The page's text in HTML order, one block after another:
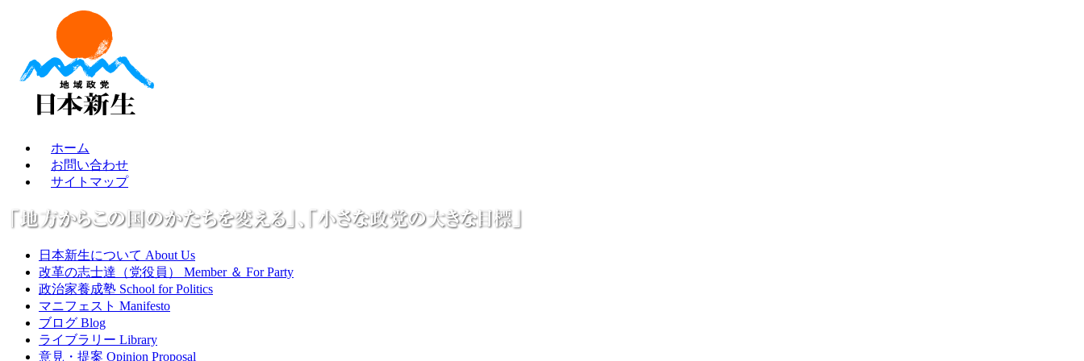
ホーム
お問い合わせ
サイトマップ
日本新生について About Us
改革の志士達（党役員） Member ＆ For Party
政治家養成塾 School for Politics
マニフェスト Manifesto
ブログ Blog
ライブラリー Library
意見・提案 Opinion Proposal